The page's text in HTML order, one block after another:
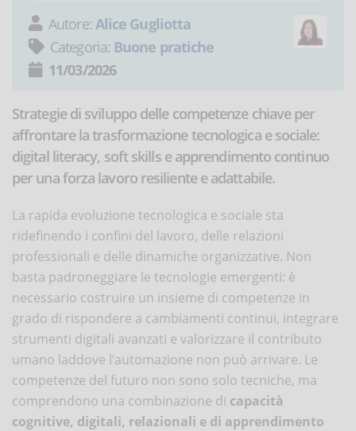
Autore: Alice Gugliotta
Categoria: Buone pratiche
11/03/2026
Strategie di sviluppo delle competenze chiave per
affrontare la trasformazione tecnologica e sociale:
digital literacy, soft skills e apprendimento continuo
per una forza lavoro resiliente e adattabile.
La rapida evoluzione tecnologica e sociale sta
ridefinendo i confini del lavoro, delle relazioni
professionali e delle dinamiche organizzative. Non
basta padroneggiare le tecnologie emergenti: è
necessario costruire un insieme di competenze in
grado di rispondere a cambiamenti continui, integrare
strumenti digitali avanzati e valorizzare il contributo
umano laddove l’automazione non può arrivare. Le
competenze del futuro non sono solo tecniche, ma
comprendono una combinazione di capacità
cognitive, digitali, relazionali e di apprendimento